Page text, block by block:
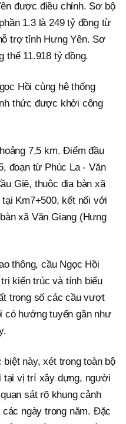
được điều chỉnh. Sơ bộ
1.3 là 249 tỷ đồng từ
trợ tỉnh Hưng Yên. Sơ
thể 11.918 tỷ đồng.
Hồi cùng hệ thống
thức được khởi công
7,5 km. Điểm đầu
đoạn từ Phúc La - Văn
Giẽ, thuộc địa bàn xã
Km7+500, kết nối với
xã Văn Giang (Hưng
thông, cầu Ngọc Hồi
kiến trúc và tính biểu
trong số các cầu vượt
có hướng tuyến gần như
này, xét trong toàn bộ
tại vị trí xây dựng, người
sát rõ khung cảnh
ngày trong năm. Đặc